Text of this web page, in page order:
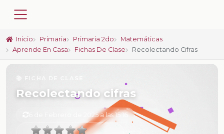
Inicio Primaria Primaria 2do
Matemáticas
Aprende En Casa
Fichas De Clase Recolectando Cifras
Recolectando cifras
6 de Febrero de 2025 a las 15:16